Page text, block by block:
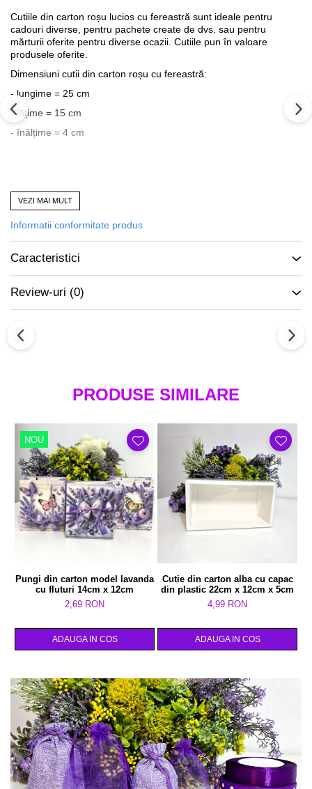
Cutiile din carton roșu lucios cu fereastră sunt ideale pentru
cadouri diverse, pentru pachete create de dvs. sau pentru
mărturii oferite pentru diverse ocazii. Cutiile pun în valoare
produsele oferite.
Dimensiuni cutii din carton roșu cu fereastră:
- lungime = 25 cm
- lățime = 15 cm
- înălțime = 4 cm
Produs vândut de
Calitate și garanție
VEZI MAI MULT
Informatii conformitate produs
Caracteristici
Review-uri (0)
PRODUSE SIMILARE
NOU
Pungi din carton model lavanda
cu fluturi 14cm x 12cm
2,69 RON
ADAUGA IN COS
Cutie din carton alba cu capac
din plastic 22cm x 12cm x 5cm
4,99 RON
ADAUGA IN COS